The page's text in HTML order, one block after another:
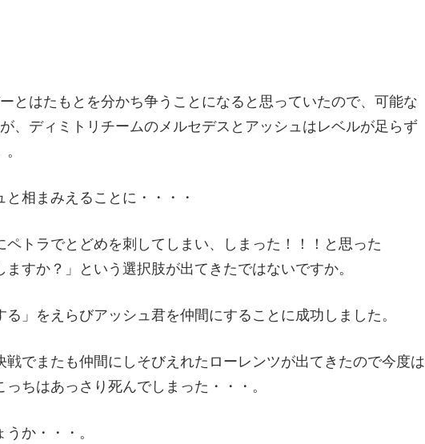
とはたもとを分かち争うことになると思っていたので、可能な
、ディミトリチームのメルセデスとアッシュはレベルが足らず
相まみえることに・・・・
トラでとどめを刺してしまい、しまった！！！と思った
すか？」という選択肢が出てきたではないですか。
」をえらびアッシュ君を仲間にすることに成功しました。
でまたも仲間にしそびえれたローレンツが出てきたので今度は
ちはあっさり死んでしまった・・・。
か・・・。